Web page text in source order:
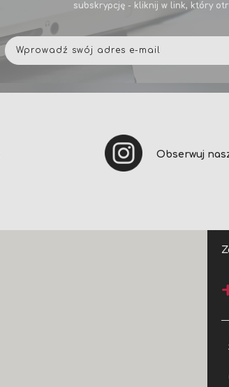
subskrypcję - kliknij w link, który
newsletter:
Obserwuj